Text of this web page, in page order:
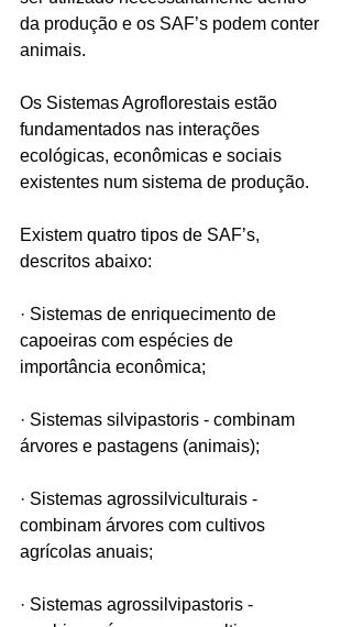
da produção e os SAF’s podem conter
animais.
Os Sistemas Agroflorestais estão
fundamentados nas interações
ecológicas, econômicas e sociais
existentes num sistema de produção.
Existem quatro tipos de SAF’s,
descritos abaixo:
· Sistemas de enriquecimento de
capoeiras com espécies de
importância econômica;
· Sistemas silvipastoris - combinam
árvores e pastagens (animais);
· Sistemas agrossilviculturais -
combinam árvores com cultivos
agrícolas anuais;
· Sistemas agrossilvipastoris -